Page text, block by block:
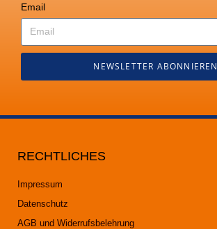
Email
NEWSLETTER ABONNIEREN
RECHTLICHES
Impressum
Datenschutz
AGB und Widerrufsbelehrung